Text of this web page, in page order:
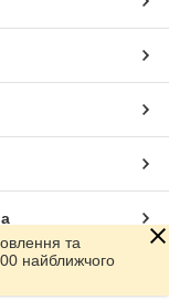
та
найближчого